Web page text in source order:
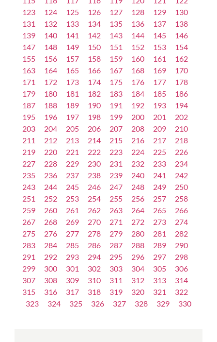
123
124 125 126 127 128 129
130
131
132 133 134 135 136 137
138
139
140 141 142 143 144 145
146
147
148 149 150 151 152 153
154
155
156 157 158 159 160 161
162
163
164 165 166 167 168 169
170
171
172 173 174 175 176 177
178
179
180 181 182 183 184 185
186
187
188 189 190 191 192 193
194
195
196 197 198 199 200 201
202
203
204 205 206 207 208 209
210
211
212 213 214 215 216 217
218
219
220 221 222 223 224 225
226
227
228 229 230 231 232 233
234
235
236 237 238 239 240 241
242
243
244 245 246 247 248 249
250
251
252 253 254 255 256 257
258
259
260 261 262 263 264 265
266
267
268 269 270 271 272 273
274
275
276 277 278 279 280 281
282
283
284 285 286 287 288 289
290
291
292 293 294 295 296 297
298
299
300 301 302 303 304 305
306
307
308 309 310 311 312 313
314
315
316 317 318 319 320 321
322
323
324 325 326 327 328 329 330